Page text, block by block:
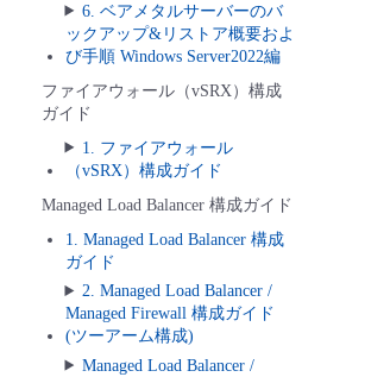
6. ベアメタルサーバーのバ
ックアップ&リストア概要およ
び手順 Windows Server2022編
ファイアウォール（vSRX）構成
ガイド
1. ファイアウォール
（vSRX）構成ガイド
Managed Load Balancer 構成ガイド
1. Managed Load Balancer 構成
ガイド
2. Managed Load Balancer /
Managed Firewall 構成ガイド
(ツーアーム構成)
Managed Load Balancer /